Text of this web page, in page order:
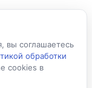
вы соглашаетесь
обработки
cookies в